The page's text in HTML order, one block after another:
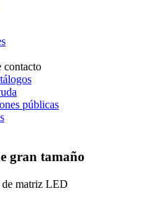
contacto
públicas
gran tamaño
de matriz LED